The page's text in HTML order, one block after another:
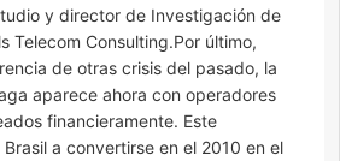
y director de Investigación de
Telecom Consulting.Por último,
de otras crisis del pasado, la
aparece ahora con operadores
financieramente. Este
a convertirse en el 2010 en el